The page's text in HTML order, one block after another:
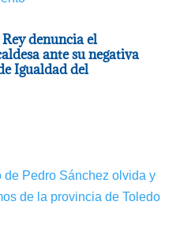
denuncia el
ante su negativa
Igualdad del